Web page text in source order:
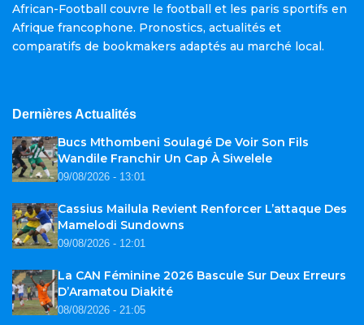
African-Football couvre le football et les paris sportifs en
Afrique francophone. Pronostics, actualités et
comparatifs de bookmakers adaptés au marché local.
Dernières Actualités
Bucs Mthombeni Soulagé De Voir Son Fils
Wandile Franchir Un Cap À Siwelele
09/08/2026 - 13:01
Cassius Mailula Revient Renforcer L’attaque Des
Mamelodi Sundowns
09/08/2026 - 12:01
La CAN Féminine 2026 Bascule Sur Deux Erreurs
D’Aramatou Diakité
08/08/2026 - 21:05